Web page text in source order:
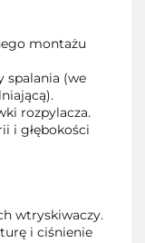
montażu
spalania (we
rozpylacza.
i głębokości
wtryskiwaczy.
i ciśnienie